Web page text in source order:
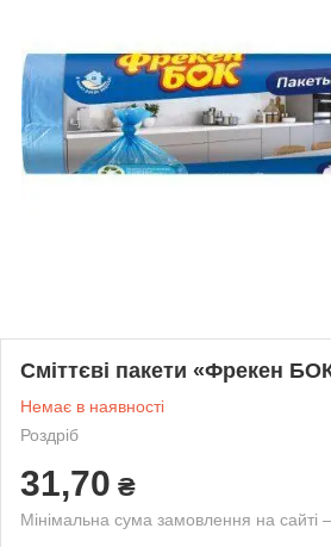
Сміттєві пакети «Фрекен
Немає в наявності
Роздріб
31,70 ₴
Мінімальна сума замовлення на сайті